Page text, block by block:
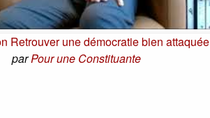
Retrouver une démocratie bien attaquée
parPour une Constituante